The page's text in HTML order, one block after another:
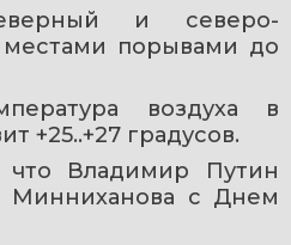
и северо-
местами порывами до
воздуха в
+25..+27 градусов.
что Владимир Путин
Минниханова с Днем